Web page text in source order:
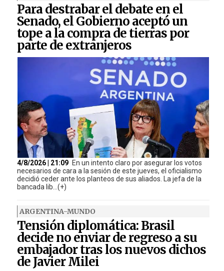
Para destrabar el debate en el
Senado, el Gobierno aceptó un
tope a la compra de tierras por
parte de extranjeros
4/8/2026 | 21:09 En un intento claro por asegurar los votos
necesarios de cara a la sesión de este jueves, el oficialismo
decidió ceder ante los planteos de sus aliados. La jefa de la
bancada lib...(+)
ARGENTINA-MUNDO
Tensión diplomática: Brasil
decide no enviar de regreso a su
embajador tras los nuevos dichos
de Javier Milei